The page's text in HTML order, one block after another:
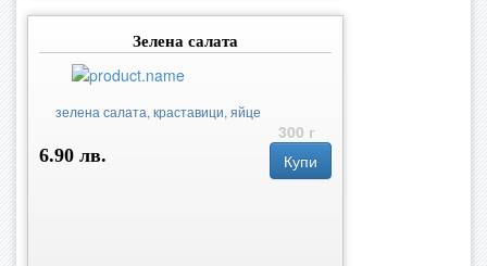
Зелена салатa
зелена салата, краставици, яйце
300 г
6.90 лв.
Купи